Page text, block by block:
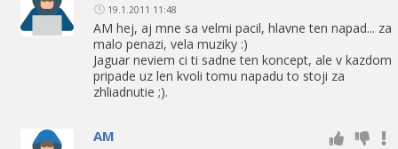
19.1.2011 11:48
AM hej, aj mne sa velmi pacil, hlavne ten napad... za
malo penazi, vela muziky :)
Jaguar neviem ci ti sadne ten koncept, ale v kazdom
pripade uz len kvoli tomu napadu to stoji za
zhliadnutie ;).
AM